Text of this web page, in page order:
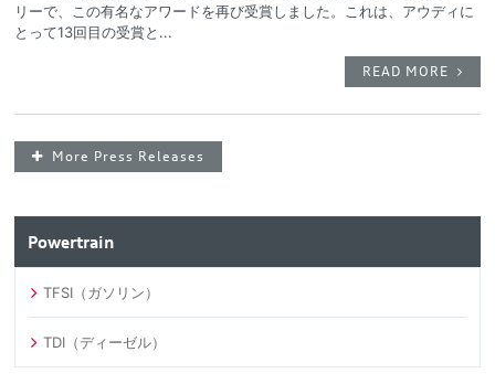
リーで、この有名なアワードを再び受賞しました。これは、アウディに
とって13回目の受賞と...
READ MORE
More Press Releases
Powertrain
TFSI（ガソリン）
TDI（ディーゼル）